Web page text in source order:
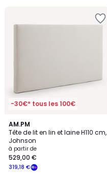
notre
211,26
€.
-30€* tous les 100€
AM.PM
Tête de lit en lin et laine H110 cm,
Johnson
à partir de
319,18 €
529,00 €
4,8
/ 5